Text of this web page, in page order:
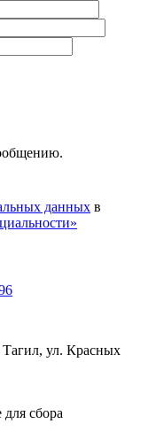
данных в
ул. Красных
сбора